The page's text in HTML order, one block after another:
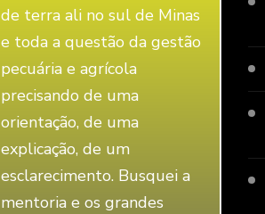
de terra ali no sul de Minas
e toda a questão da gestão
pecuária e agrícola
precisando de uma
orientação, de uma
explicação, de um
esclarecimento. Busquei a
mentoria e os grandes